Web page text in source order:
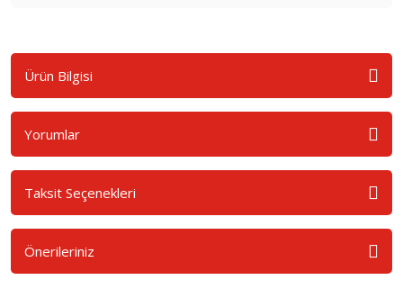
Ürün Bilgisi
Yorumlar
Taksit Seçenekleri
Önerileriniz